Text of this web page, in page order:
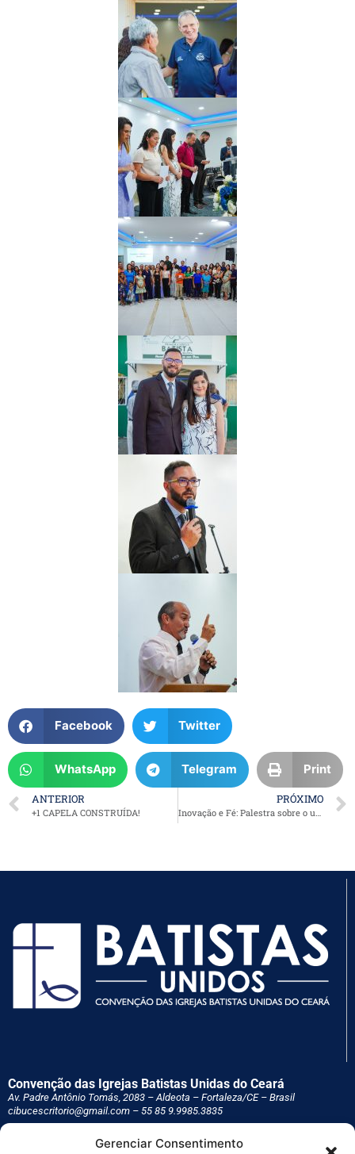
Gerenciar Consentimento
Facebook Twitter
WhatsApp Telegram Print
ANTERIOR
+1 CAPELA CONSTRUÍDA!
PRÓXIMO
Convenção das Igrejas Batistas Unidas do Ceará
Av. Padre Antônio Tomás, 2083 – Aldeota – Fortaleza/CE – Brasil
cibucescritorio@gmail.com – 55 85 9.9985.3835
Servimos às Igrejas associadas, planejando, coordenando e administrando